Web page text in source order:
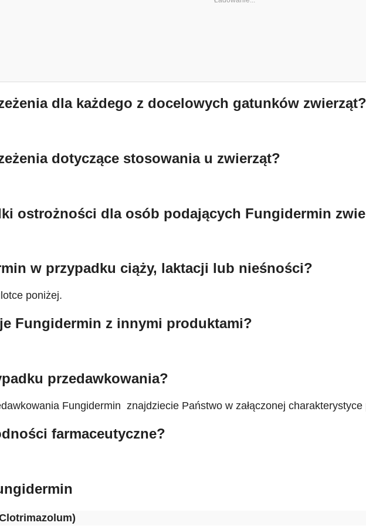
dla każdego z docelowych gatunków zwierząt?
dotyczące stosowania u zwierząt?
ostrożności dla osób podających Fungidermin
w przypadku ciąży, laktacji lub nieśności?
poniżej.
Fungidermin z innymi produktami?
przedawkowania?
Fungidermin znajdziecie Państwo w załączonej
farmaceutyczne?